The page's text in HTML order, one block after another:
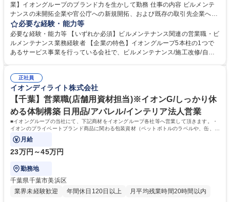
業】イオングループのブランド力を生かして勤務 仕事の内容 ビルメンテ
ナンスの未開拓企業や官公庁への新規開拓、および既存の取引先企業への
深耕営業をお任せします。顧客のコスト面や設備状況を調査し、最適な仕
様書・見積を提案します。※新規7割程のイメージ ■新規開拓営業：官公
庁や企業に自社ビルメンテナンスの導入アプローチ ※HP経由や紹介等は
少なく、見込み顧客の獲得から担当 ■既存顧客対応：契約中企業への定期
提示 ■受注後のフォロー：現場スタッフとの連携、品質管理 募集職種 仙
台【ビルメンテナンス受託営業】イオングループのブランド力を生かして
勤務
必要な経験・能力等
必要な経験・能力等 【いずれか必須】ビルメンテナンス関連の営業職・ビ
ルメンテナンス業務経験者 【企業の特色】イオングループ5本柱の1つで
あるサービス事業を行っている会社で、ビルメンテナンス/施工改修/自動
歴：大学院 大学 高専 短大 専修学校 高校 語学力： 資格：
正社員
イオンディライト株式会社
【千葉】営業職(店舗用資材担当)※イオンG/しっかり休
める体制構築 日用品/アパレル/インテリア法人営業
■イオングループの当社にて、下記商材をイオングループ各社等へ営業して頂きます。・
イオンのプライベートブランド商品に関わる包装資材（ペットボトルのラベルや、缶、フ
ィルムなど）や、食品トレイなどを、
月給
23万円～45万円
勤務地
千葉県千葉市美浜区
業界未経験歓迎
年間休日120日以上 月平均残業時間20時間以内